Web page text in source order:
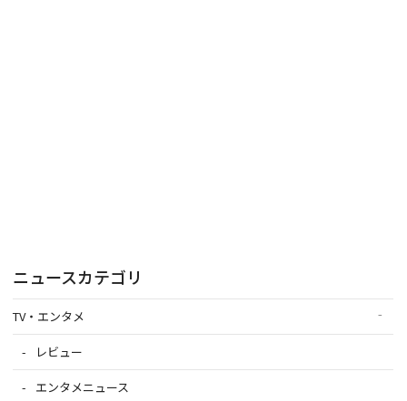
ニュースカテゴリ
TV・エンタメ
レビュー
エンタメニュース